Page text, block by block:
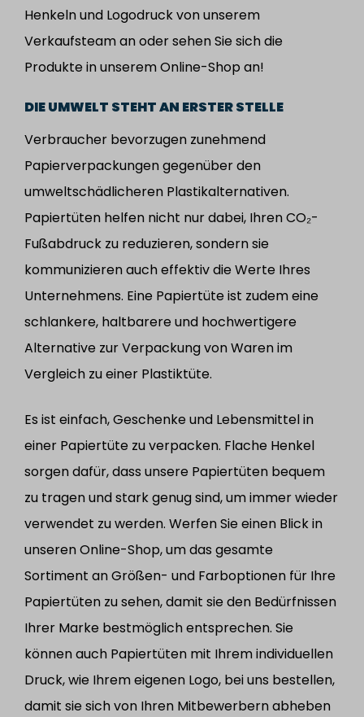
Henkeln und Logodruck von unserem
Verkaufsteam an oder sehen Sie sich die
Produkte in unserem Online-Shop an!
DIE UMWELT STEHT AN ERSTER STELLE
Verbraucher bevorzugen zunehmend
Papierverpackungen gegenüber den
umweltschädlicheren Plastikalternativen.
Papiertüten helfen nicht nur dabei, Ihren CO₂-
Fußabdruck zu reduzieren, sondern sie
kommunizieren auch effektiv die Werte Ihres
Unternehmens. Eine Papiertüte ist zudem eine
schlankere, haltbarere und hochwertigere
Alternative zur Verpackung von Waren im
Vergleich zu einer Plastiktüte.
Es ist einfach, Geschenke und Lebensmittel in
einer Papiertüte zu verpacken. Flache Henkel
sorgen dafür, dass unsere Papiertüten bequem
zu tragen und stark genug sind, um immer wieder
verwendet zu werden. Werfen Sie einen Blick in
unseren Online-Shop, um das gesamte
Sortiment an Größen- und Farboptionen für Ihre
Papiertüten zu sehen, damit sie den Bedürfnissen
Ihrer Marke bestmöglich entsprechen. Sie
können auch Papiertüten mit Ihrem individuellen
Druck, wie Ihrem eigenen Logo, bei uns bestellen,
damit sie sich von Ihren Mitbewerbern abheben